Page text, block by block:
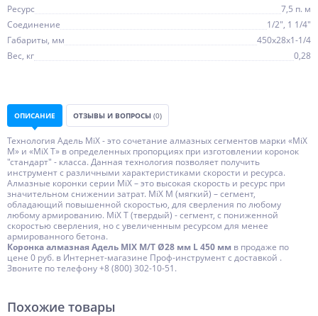
Ресурс
7,5 п. м
Соединение
1/2", 1 1/4"
Габариты, мм
450х28х1-1/4
Вес, кг
0,28
ОПИСАНИЕ ОТЗЫВЫ И ВОПРОСЫ (0)
Технология Адель MiX - это сочетание алмазных сегментов марки «MiX
М» и «MiX Т» в определенных пропорциях при изготовлении коронок
"стандарт" - класса. Данная технология позволяет получить
инструмент с различными характеристиками скорости и ресурса.
Алмазные коронки серии MiX – это высокая скорость и ресурс при
значительном снижении затрат. MiX М (мягкий) – сегмент,
обладающий повышенной скоростью, для сверления по любому
любому армированию. МiX Т (твердый) - сегмент, с пониженной
скоростью сверления, но с увеличенным ресурсом для менее
армированного бетона.
Коронка алмазная Адель MIX М/T Ø28 мм L 450 мм в продаже по
цене 0 руб. в Интернет-магазине Проф-инструмент с доставкой .
Звоните по телефону +8 (800) 302-10-51.
Похожие товары